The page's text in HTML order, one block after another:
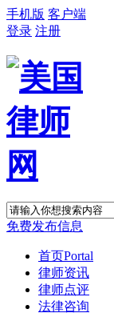
手机版 客户端
登录 注册
免费发布信息
首页Portal
律师资讯
律师点评
法律咨询